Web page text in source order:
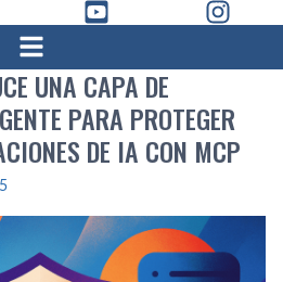
UNA CAPA DE
PARA PROTEGER
DE IA CON MCP